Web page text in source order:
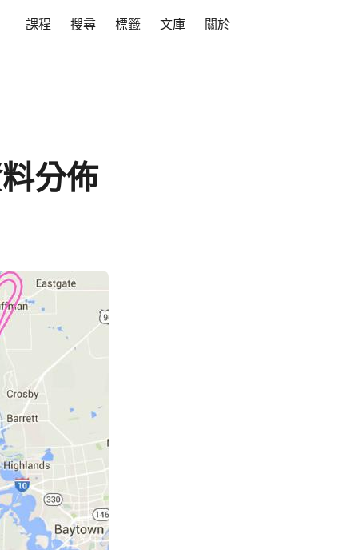
課程 搜尋 標籤 文庫 關於
分佈